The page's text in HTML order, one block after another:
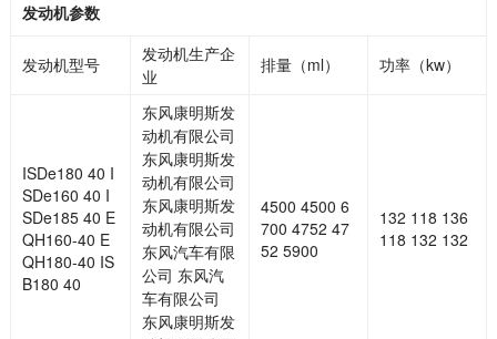
发动机参数
发动机型号
发动机生产企
业
排量（ml） 功率（kw）
ISDe180 40 I
SDe160 40 I
SDe185 40 E
QH160-40 E
QH180-40 IS
B180 40
东风康明斯发
动机有限公司
东风康明斯发
动机有限公司
东风康明斯发
动机有限公司
东风汽车有限
公司 东风汽
车有限公司
东风康明斯发
4500 4500 6
700 4752 47
52 5900
132 118 136
118 132 132